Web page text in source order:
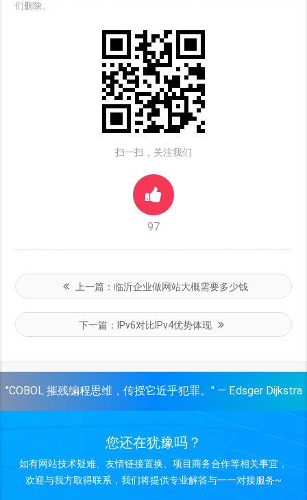
们删除。
扫一扫，关注我们
97
上一篇： 临沂企业做网站大概需要多少钱
下一篇： IPv6对比IPv4优势体现
"COBOL 摧残编程思维，传授它近乎犯罪。" — Edsger Dijkstra
您还在犹豫吗？
如有网站技术疑难、友情链接置换、项目商务合作等相关事宜，
欢迎与我方取得联系，我们将提供专业解答与一一对接服务~